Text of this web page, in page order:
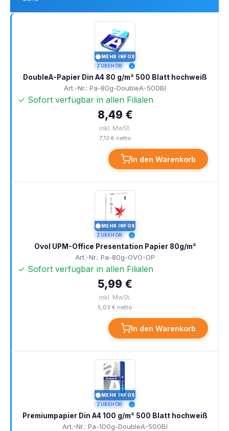
MEHR INFOS
ZUBEHÖR
DoubleA-Papier Din A4 80 g/m² 500 Blatt hochweiß
Art.-Nr.: Pa-80g-DoubleA-500Bl
✓ Sofort verfügbar in allen Filialen
8,49 €
inkl. MwSt.
7,13 € netto
In den Warenkorb
MEHR INFOS
ZUBEHÖR
Ovol UPM-Office Presentation Papier 80g/m²
Art.-Nr.: Pa-80g-OVO-OP
✓ Sofort verfügbar in allen Filialen
5,99 €
inkl. MwSt.
5,03 € netto
In den Warenkorb
MEHR INFOS
ZUBEHÖR
Premiumpapier Din A4 100 g/m² 500 Blatt hochweiß
Art.-Nr.: Pa-100g-DoubleA-500Bl